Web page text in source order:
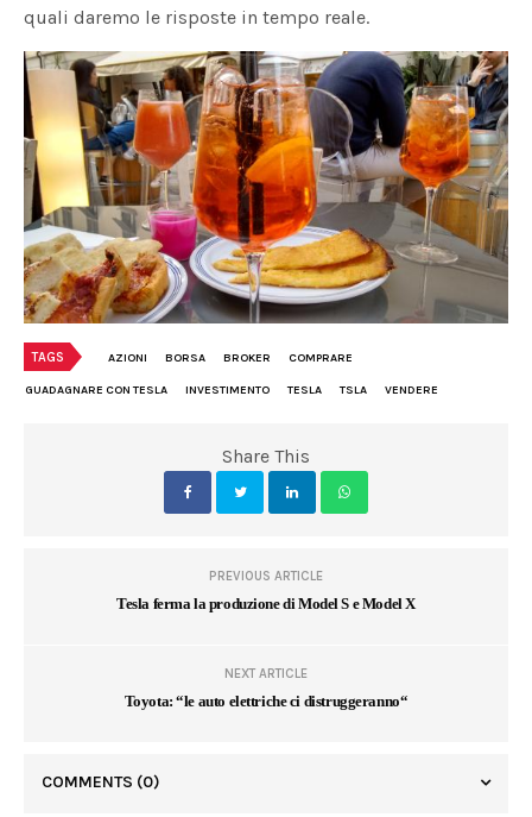
quali daremo le risposte in tempo reale.
TAGS AZIONI BORSA BROKER COMPRARE
GUADAGNARE CON TESLA INVESTIMENTO TESLA TSLA VENDERE
Share This
PREVIOUS ARTICLE
Tesla ferma la produzione di Model S e Model X
NEXT ARTICLE
Toyota: “le auto elettriche ci distruggeranno“
COMMENTS (0)